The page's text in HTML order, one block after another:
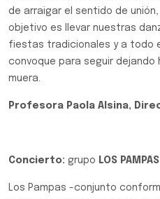
de arraigar el sentido de
objetivo es llevar nuestras
fiestas tradicionales y a todo
convoque para seguir dejando
muera.
Profesora Paola Alsina,
Concierto: grupo LOS
Los Pampas -conjunto